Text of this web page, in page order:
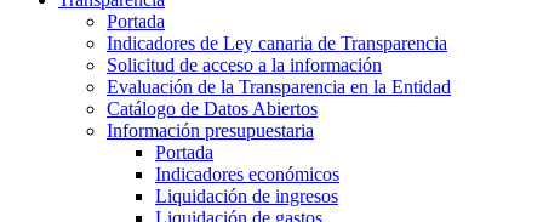
Portada
Indicadores de Ley canaria de Transparencia
Solicitud de acceso a la información
Evaluación de la Transparencia en la Entidad
Catálogo de Datos Abiertos
Información presupuestaria
Portada
Indicadores económicos
Liquidación de ingresos
Liquidación de gastos